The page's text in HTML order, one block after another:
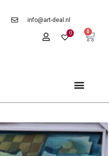
info@art-deal.nl
0 0